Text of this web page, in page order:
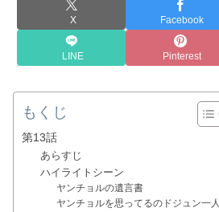
X Facebook
LINE Pinterest
もくじ
第13話
あらすじ
ハイライトシーン
ヤンチョルの遺言書
ヤンチョルを思ってるのドジュン一人